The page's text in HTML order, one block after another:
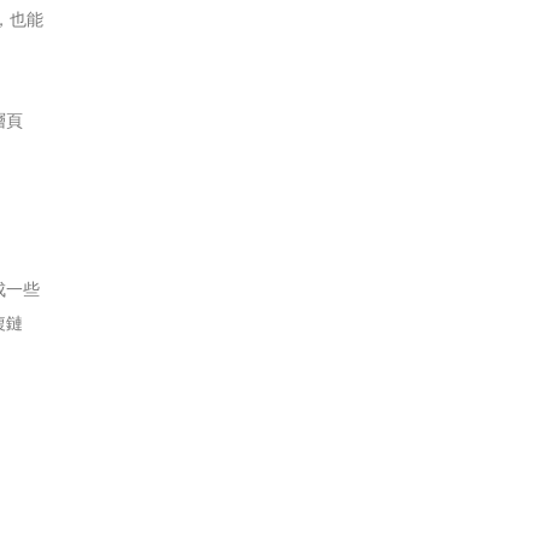
也能
頁
一些
鏈